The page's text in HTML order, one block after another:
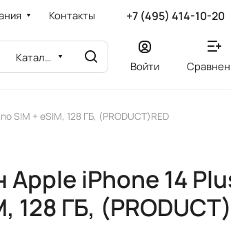
Контакты +7 (495) 414-10-20
Каталог
Войти
SIM + eSIM, 128 ГБ, (PRODUCT)RED
iPhone 14
128 ГБ,